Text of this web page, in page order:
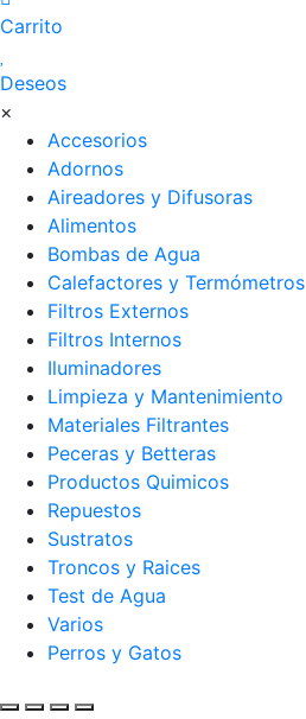
Carrito
Deseos
×
Accesorios
Adornos
Aireadores y Difusoras
Alimentos
Bombas de Agua
Calefactores y Termómetros
Filtros Externos
Filtros Internos
Iluminadores
Limpieza y Mantenimiento
Materiales Filtrantes
Peceras y Betteras
Productos Quimicos
Repuestos
Sustratos
Troncos y Raices
Test de Agua
Varios
Perros y Gatos